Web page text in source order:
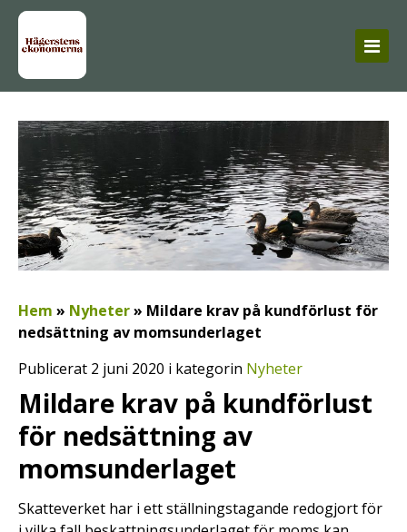
Hem » Nyheter» Mildare krav på kundförlust för
nedsättning av momsunderlaget
Publicerat 2 juni 2020 i kategorin Nyheter
Mildare krav på kundförlust
för nedsättning av
momsunderlaget
Skatteverket har i ett ställningstagande redogjort för